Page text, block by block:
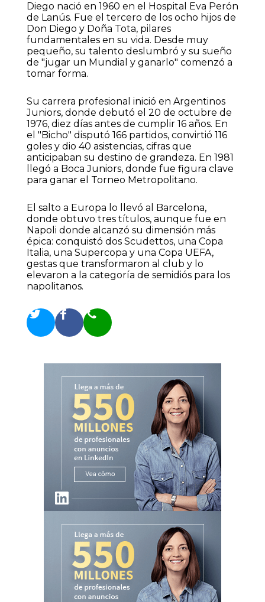
Diego nació en 1960 en el Hospital Eva Perón
de Lanús. Fue el tercero de los ocho hijos de
Don Diego y Doña Tota, pilares
fundamentales en su vida. Desde muy
pequeño, su talento deslumbró y su sueño
de "jugar un Mundial y ganarlo" comenzó a
tomar forma.
Su carrera profesional inició en Argentinos
Juniors, donde debutó el 20 de octubre de
1976, diez días antes de cumplir 16 años. En
el "Bicho" disputó 166 partidos, convirtió 116
goles y dio 40 asistencias, cifras que
anticipaban su destino de grandeza. En 1981
llegó a Boca Juniors, donde fue figura clave
para ganar el Torneo Metropolitano.
El salto a Europa lo llevó al Barcelona,
donde obtuvo tres títulos, aunque fue en
Napoli donde alcanzó su dimensión más
épica: conquistó dos Scudettos, una Copa
Italia, una Supercopa y una Copa UEFA,
gestas que transformaron al club y lo
elevaron a la categoría de semidiós para los
napolitanos.